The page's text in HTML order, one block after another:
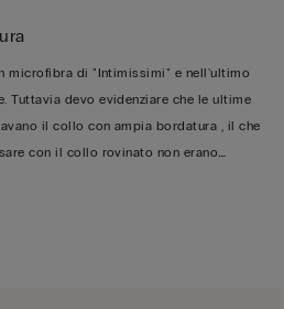
microfibra di "Intimissimi" e nell'ultimo
Tuttavia devo evidenziare che le ultime
il collo con ampia bordatura , il che
con il collo rovinato non erano…